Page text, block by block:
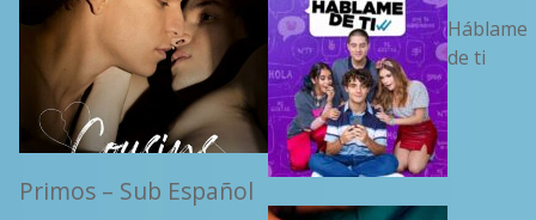
Primos – Sub Español
Háblame
de ti